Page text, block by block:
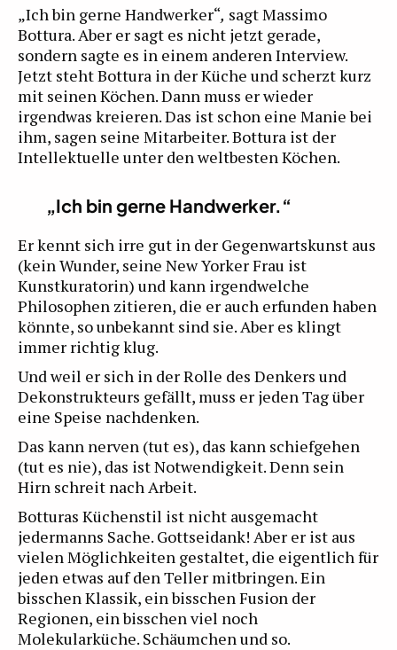
„Ich bin gerne Handwerker“, sagt Massimo
Bottura. Aber er sagt es nicht jetzt gerade,
sondern sagte es in einem anderen Interview.
Jetzt steht Bottura in der Küche und scherzt kurz
mit seinen Köchen. Dann muss er wieder
irgendwas kreieren. Das ist schon eine Manie bei
ihm, sagen seine Mitarbeiter. Bottura ist der
Intellektuelle unter den weltbesten Köchen.
„Ich bin gerne Handwerker.“
Er kennt sich irre gut in der Gegenwartskunst aus
(kein Wunder, seine New Yorker Frau ist
Kunstkuratorin) und kann irgendwelche
Philosophen zitieren, die er auch erfunden haben
könnte, so unbekannt sind sie. Aber es klingt
immer richtig klug.
Und weil er sich in der Rolle des Denkers und
Dekonstrukteurs gefällt, muss er jeden Tag über
eine Speise nachdenken.
Das kann nerven (tut es), das kann schiefgehen
(tut es nie), das ist Notwendigkeit. Denn sein
Hirn schreit nach Arbeit.
Botturas Küchenstil ist nicht ausgemacht
jedermanns Sache. Gottseidank! Aber er ist aus
vielen Möglichkeiten gestaltet, die eigentlich für
jeden etwas auf den Teller mitbringen. Ein
bisschen Klassik, ein bisschen Fusion der
Regionen, ein bisschen viel noch
Molekularküche. Schäumchen und so.